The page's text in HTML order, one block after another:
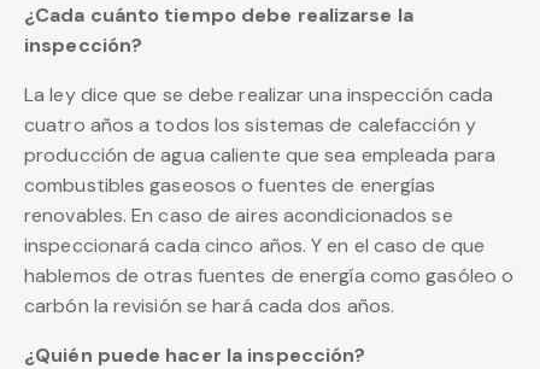
¿Cada cuánto tiempo debe realizarse la
inspección?
La ley dice que se debe realizar una inspección cada
cuatro años a todos los sistemas de calefacción y
producción de agua caliente que sea empleada para
combustibles gaseosos o fuentes de energías
renovables. En caso de aires acondicionados se
inspeccionará cada cinco años. Y en el caso de que
hablemos de otras fuentes de energía como gasóleo o
carbón la revisión se hará cada dos años.
¿Quién puede hacer la inspección?